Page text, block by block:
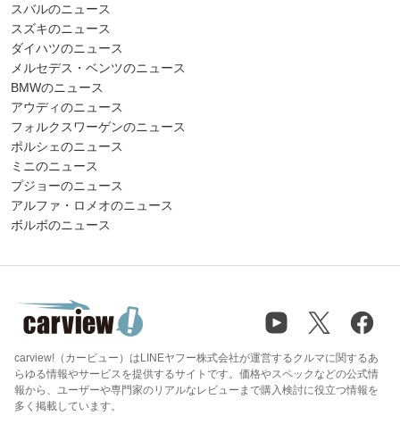
スバルのニュース
スズキのニュース
ダイハツのニュース
メルセデス・ベンツのニュース
BMWのニュース
アウディのニュース
フォルクスワーゲンのニュース
ポルシェのニュース
ミニのニュース
プジョーのニュース
アルファ・ロメオのニュース
ボルボのニュース
carview!（カービュー）はLINEヤフー株式会社が運営するクルマに関するあ
らゆる情報やサービスを提供するサイトです。価格やスペックなどの公式情
報から、ユーザーや専門家のリアルなレビューまで購入検討に役立つ情報を
多く掲載しています。